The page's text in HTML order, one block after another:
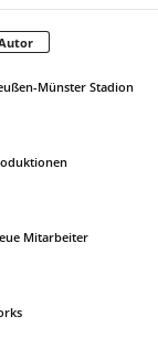
Münster Stadion
Mitarbeiter